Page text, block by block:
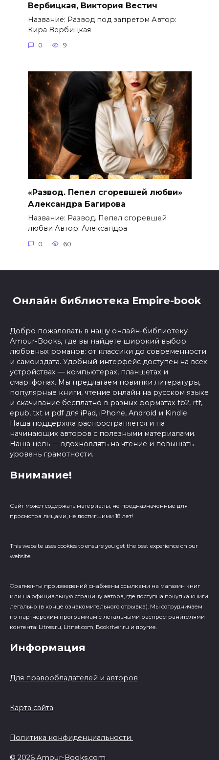
Вербицкая, Виктория Вестич
Название: Развод под запретом Автор:
Кира Вербицкая
0 9
«Развод. Пепел сгоревшей любви»
Александра Багирова
Название: Развод. Пепел сгоревшей
любви Автор: Александра
0 60
Онлайн библиотека Empire-book
Добро пожаловать в нашу онлайн-библиотеку
Amour-Books, где вы найдете широкий выбор
любовных романов: от классики до современности
и самоиздата. Удобный интерфейс доступен на всех
устройствах — компьютерах, планшетах и
смартфонах. Мы предлагаем новинки литературы,
популярные книги, чтение онлайн на русском языке
и скачивание бесплатно в разных форматах fb2, rtf,
epub, txt и pdf для iPad, iPhone, Android и Kindle.
Наша поддержка распространяется и на
начинающих авторов с полезными материалами.
Наша цель — вдохновлять на чтение и повышать
уровень грамотности.
Внимание!
Сайт может содержать материалы, не предназначенные для
просмотра лицами, не достигшими 18 лет!
This website uses cookies to ensure you get the best experience on our
website.
Фрагменты произведений cнабжены ссылками на магазин книг
или на официальную страницу автора, где доступна покупка книги
легально (в конце ознакомительного отрывка). Мы сотрудничаем
по партнерским программам с легальными распространителями
контента: Litres.ru, Litnet.com, Bookriver.ru и другие.
Информация
Для правообладателей и авторов
Карта сайта
Политика конфиденциальности
© 2026 Amour-Books.com